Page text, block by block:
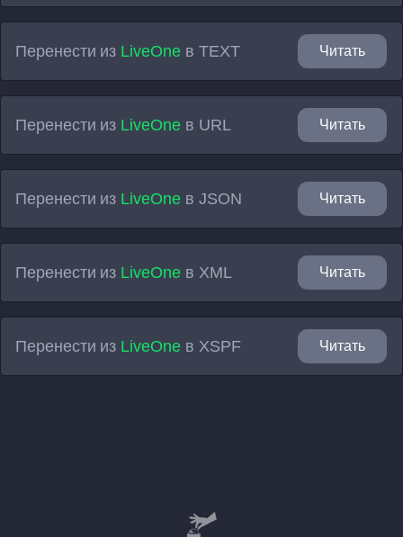
Перенести из LiveOneв TEXT Читать
Перенести из LiveOneв URL Читать
Перенести из LiveOneв JSON Читать
Перенести из LiveOneв XML Читать
Перенести из LiveOneв XSPF Читать